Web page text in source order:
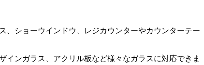
、ショーウインドウ、レジカウンターやカウンターテー
ンガラス、アクリル板など様々なガラスに対応できま